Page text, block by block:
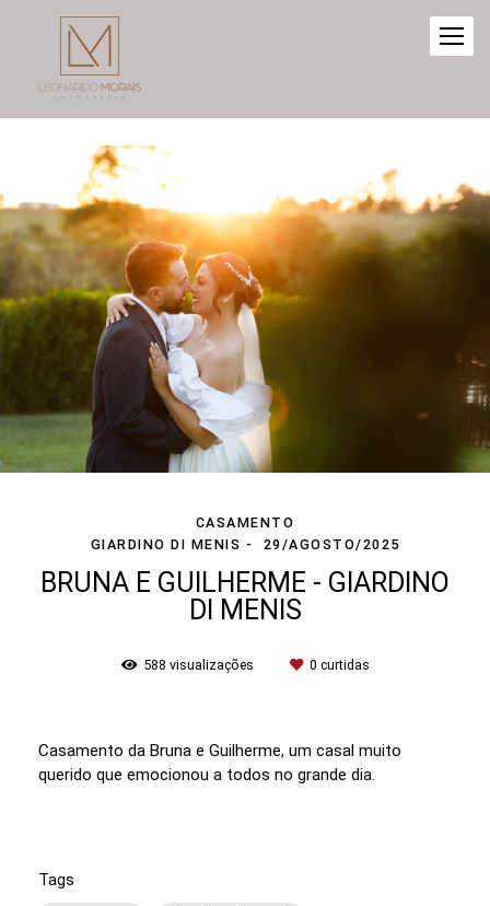
CASAMENTO
GIARDINO DI MENIS
29/AGOSTO/2025
BRUNA E GUILHERME - GIARDINO
DI MENIS
588 visualizações 0 curtidas
Casamento da Bruna e Guilherme, um casal muito
querido que emocionou a todos no grande dia.
Tags